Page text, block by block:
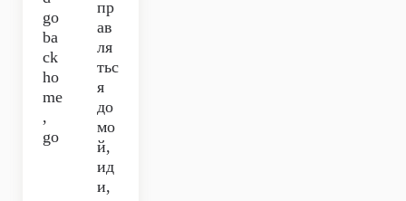
go
ba
ck
ho
me
,
go
пр
ав
ля
тьс
я
до
мо
й,
ид
и,